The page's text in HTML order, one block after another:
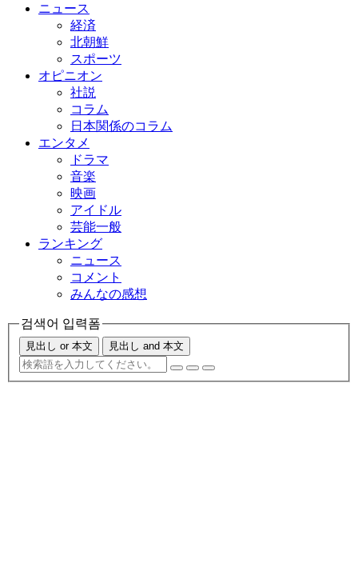
ニュース
経済
北朝鮮
スポーツ
オピニオン
社説
コラム
日本関係のコラム
エンタメ
ドラマ
音楽
映画
アイドル
芸能一般
ランキング
ニュース
コメント
みんなの感想
검색어 입력폼
見出し or 本文 見出し and 本文